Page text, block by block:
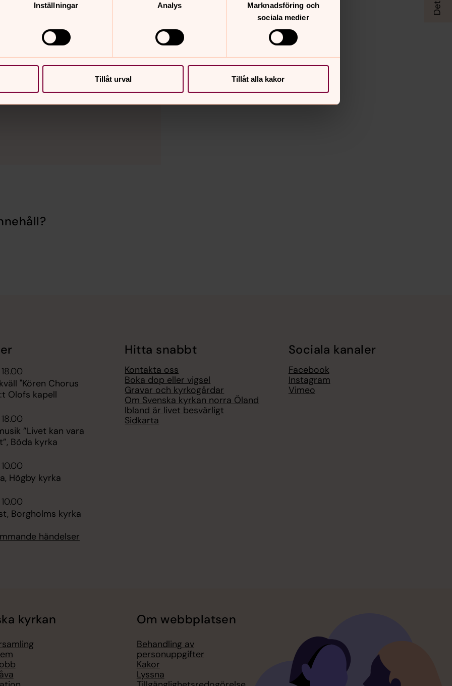
Inställningar Analys
Marknadsföring och
sociala medier
Tillåt urval Tillåt alla kakor
om i Sverige. I år fyller
Helgmålsbön en period)
idag. Det innebär att
SVT.
"Kören Chorus
Olofs kapell
”Livet kan vara
Böda kyrka
Högby kyrka
Borgholms kyrka
händelser
Hitta snabbt
Kontakta oss
Boka dop eller vigsel
Gravar och kyrkogårdar
Om Svenska kyrkan norra Öland
Ibland är livet besvärligt
Sidkarta
Sociala kanaler
Facebook
Instagram
Vimeo
kyrkan Om webbplatsen
Behandling av
personuppgifter
Kakor
Lyssna